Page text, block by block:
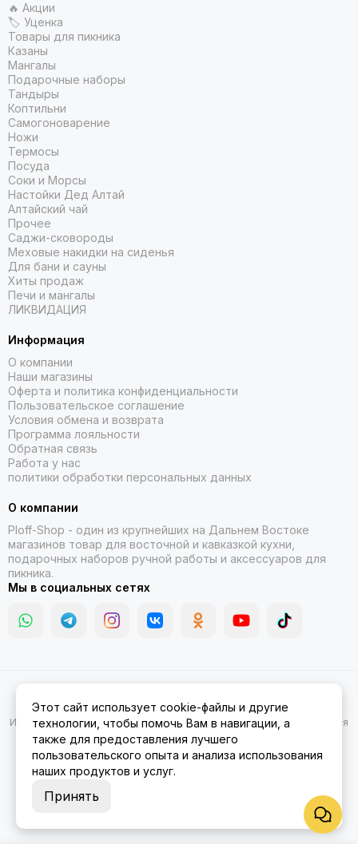
🔥 Акции
🏷 Уценка
Товары для пикника
Казаны
Мангалы
Подарочные наборы
Тандыры
Коптильни
Самогоноварение
Ножи
Термосы
Посуда
Соки и Морсы
Настойки Дед Алтай
Алтайский чай
Прочее
Саджи-сковороды
Меховые накидки на сиденья
Для бани и сауны
Хиты продаж
Печи и мангалы
ЛИКВИДАЦИЯ
Информация
О компании
Наши магазины
Оферта и политика конфиденциальности
Пользовательское соглашение
Условия обмена и возврата
Программа лояльности
Обратная связь
Работа у нас
политики обработки персональных данных
О компании
Ploff-Shop - один из крупнейших на Дальнем Востоке
магазинов товар для восточной и кавказкой кухни,
подарочных наборов ручной работы и аксессуаров для
пикника.
Мы в социальных сетях
Амуре.Карта сайта
Информация на сайте носит ознакомительный характер и не является
публичной офертой.
Этот сайт использует cookie-файлы и другие
технологии, чтобы помочь Вам в навигации, а
также для предоставления лучшего
пользовательского опыта и анализа использования
наших продуктов и услуг.
Принять